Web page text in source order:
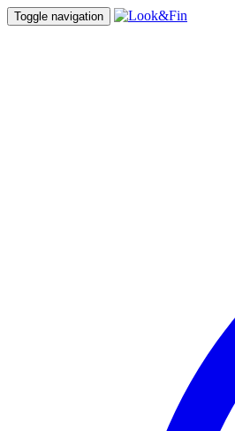
Toggle navigation